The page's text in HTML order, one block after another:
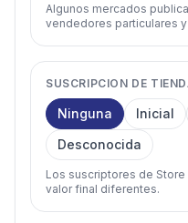
Algunos mercados
vendedores particulares
SUSCRIPCION DE
Ninguna Inicial
Desconocida
Los suscriptores de
valor final diferentes.